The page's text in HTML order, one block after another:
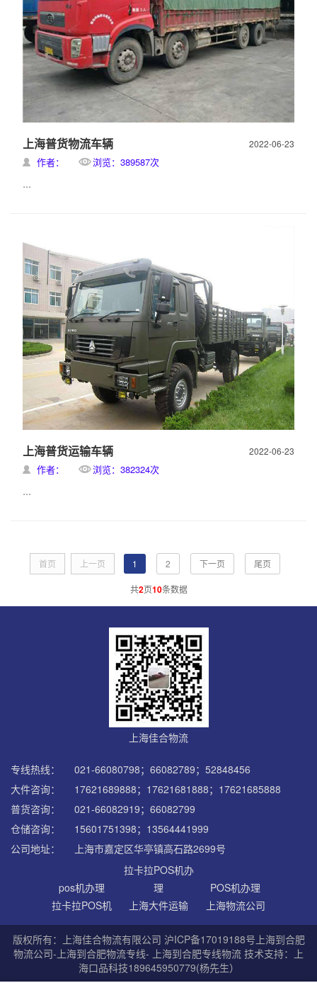
2022-06-23
上海普货物流车辆
作者： 浏览：389587次
...
2022-06-23
上海普货运输车辆
作者： 浏览：382324次
...
首页 上一页 1 2 下一页 尾页
共2页10条数据
上海佳合物流
专线热线：
021-66080798；66082789；52848456
大件咨询：
17621689888；17621681888；17621685888
普货咨询：
021-66082919；66082799
仓储咨询：
15601751398；13564441999
公司地址：
上海市嘉定区华亭镇高石路2699号
pos机办理
拉卡拉POS机办
理
POS机办理
拉卡拉POS机
上海大件运输 上海物流公司
版权所有：上海佳合物流有限公司 沪ICP备17019188号 上海到合肥
物流公司-上海到合肥物流专线- 上海到合肥专线物流 技术支持：上
海口品科技189645950779(杨先生）